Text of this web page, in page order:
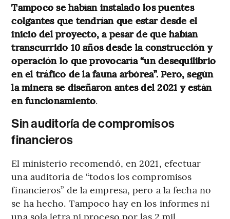
Tampoco se habían instalado los puentes
colgantes que tendrían que estar desde el
inicio del proyecto, a pesar de que habían
transcurrido 10 años desde la construcción y
operación lo que provocaría “un desequilibrio
en el tráfico de la fauna arbórea”. Pero, según
la minera se diseñaron antes del 2021 y están
en funcionamiento.
Sin auditoría de compromisos
financieros
El ministerio recomendó, en 2021, efectuar
una auditoría de “todos los compromisos
financieros” de la empresa, pero a la fecha no
se ha hecho. Tampoco hay en los informes ni
una sola letra ni proceso por las 2 mil